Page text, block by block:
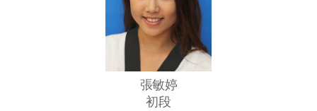
張敏婷
初段